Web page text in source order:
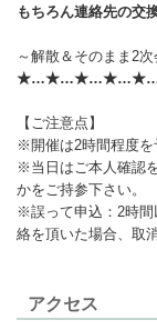
もちろん連絡先の交
～解散＆そのまま2
【ご注意点】
※開催は2時間程度を
※当日はご本人確認
かをご持参下さい。
※誤って申込：2時間
絡を頂いた場合、取
アクセス